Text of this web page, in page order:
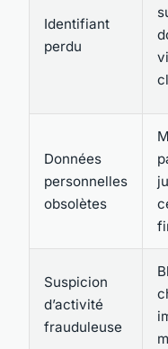
Identifiant
perdu
Données
personnelles
obsolètes
Suspicion
d’activité
frauduleuse